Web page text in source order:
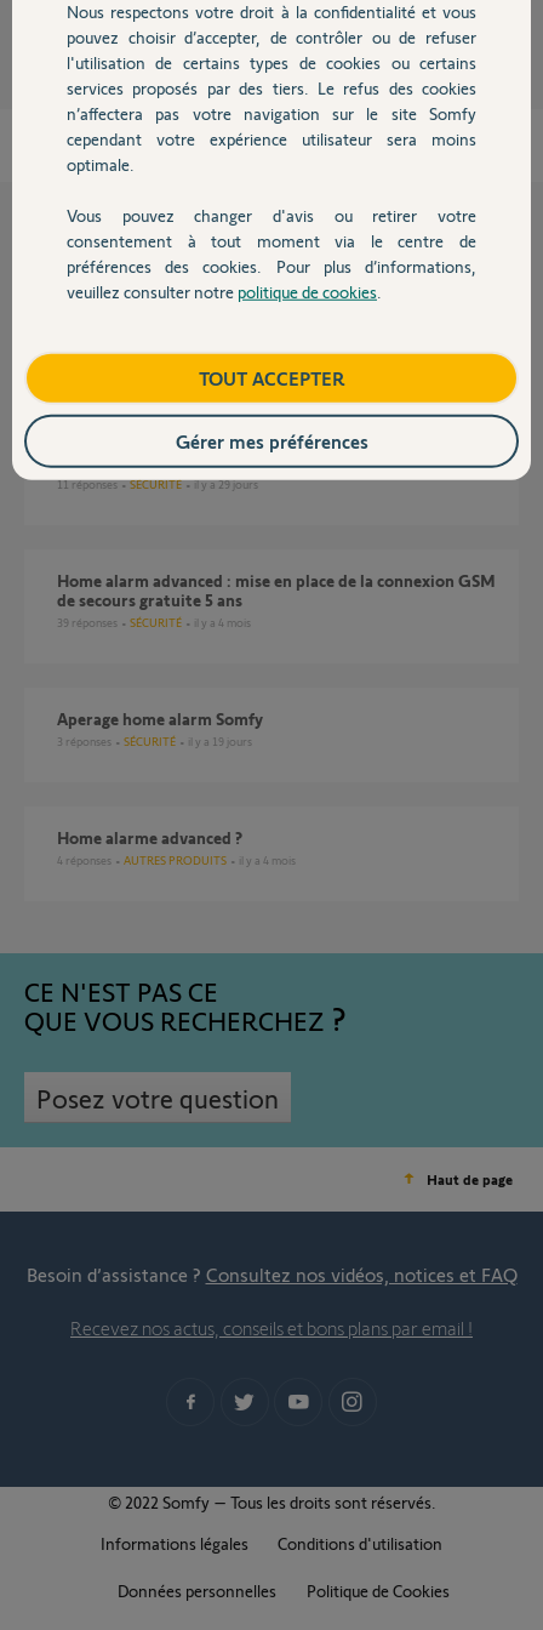
Chauffage
Autres produits
Devis avec un pro
Contact
il y a environ 6 ans
Participer au fil de discussion
Questions liées
GSM
11réponses SÉCURITÉ il y a 29 jours
Home alarm advanced : mise en place de la connexion GSM
de secours gratuite 5 ans
39 réponses SÉCURITÉ il y a 4 mois
Aperage home alarm Somfy
3 réponses SÉCURITÉ il y a 19 jours
Home alarme advanced ?
4 réponses AUTRES PRODUITS il y a 4 mois
CE N'EST PAS CE
QUE VOUS RECHERCHEZ
Posez votre question
Haut de page
Besoin d’assistance ? Consultez nos vidéos, notices et FAQ
Recevez nos actus, conseils et bons plans par email !
© 2022 Somfy – Tous les droits sont réservés.
Informations légales
Conditions d'utilisation
Données personnelles Politique de Cookies
Nous respectons votre droit à la confidentialité et vous
pouvez choisir d’accepter, de contrôler ou de refuser
l'utilisation de certains types de cookies ou certains
services proposés par des tiers. Le refus des cookies
n’affectera pas votre navigation sur le site Somfy
cependant votre expérience utilisateur sera moins
optimale.
Vous pouvez changer d'avis ou retirer votre
consentement à tout moment via le centre de
préférences des cookies. Pour plus d’informations,
veuillez consulter notre politique de cookies
TOUT ACCEPTER
Gérer mes préférences